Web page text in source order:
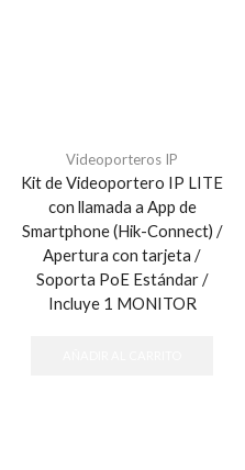
Videoporteros IP
Kit de Videoportero IP LITE
con llamada a App de
Smartphone (Hik-Connect) /
Apertura con tarjeta /
Soporta PoE Estándar /
Incluye 1 MONITOR